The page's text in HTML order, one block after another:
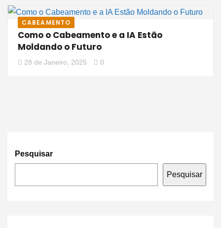
CABEAMENTO
Como o Cabeamento e a IA Estão
Moldando o Futuro
28 de Janeiro, 2025 0
Pesquisar
Pesquisar